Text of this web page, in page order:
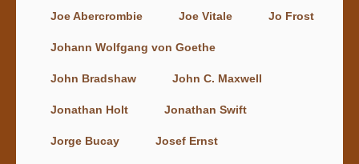
Joe Abercrombie Joe Vitale Jo Frost
Johann Wolfgang von Goethe
John Bradshaw John C. Maxwell
Jonathan Holt Jonathan Swift
Jorge Bucay Josef Ernst